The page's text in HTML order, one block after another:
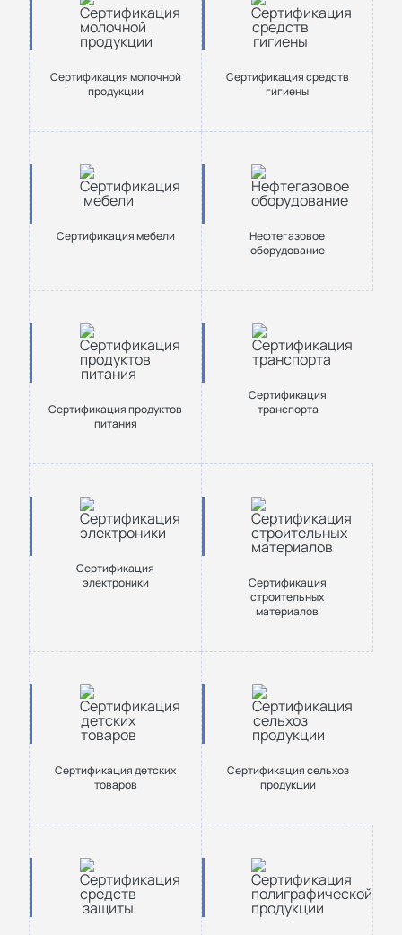
Сертификация молочной
продукции
Сертификация средств
гигиены
Сертификация мебели
Нефтегазовое
оборудование
Сертификация продуктов
питания
Сертификация
транспорта
Сертификация
электроники
Сертификация
строительных
материалов
Сертификация детских
товаров
Сертификация сельхоз
продукции